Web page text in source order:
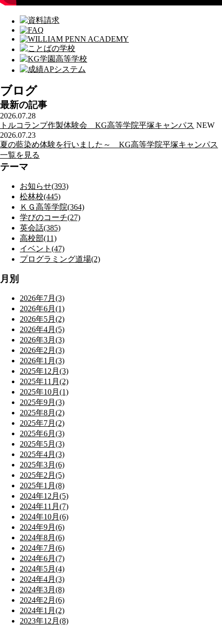
ブログ
最新の記事
2026.07.28
トルコランプ作製体験会 KG高等学院平塚キャンパス NEW
2026.07.23
夏の藍染め体験を行いました～ KG高等学院平塚キャンパス
一覧を見る
テーマ
お知らせ(393)
松林校(445)
ＫＧ高等学院(364)
学びのコーチ(27)
英会話(385)
高校部(11)
イベント(47)
プログラミング道場(2)
月別
2026年7月(3)
2026年6月(1)
2026年5月(2)
2026年4月(5)
2026年3月(3)
2026年2月(3)
2026年1月(3)
2025年12月(3)
2025年11月(2)
2025年10月(1)
2025年9月(3)
2025年8月(2)
2025年7月(2)
2025年6月(3)
2025年5月(3)
2025年4月(3)
2025年3月(6)
2025年2月(5)
2025年1月(8)
2024年12月(5)
2024年11月(7)
2024年10月(6)
2024年9月(6)
2024年8月(6)
2024年7月(6)
2024年6月(7)
2024年5月(4)
2024年4月(3)
2024年3月(8)
2024年2月(6)
2024年1月(2)
2023年12月(8)